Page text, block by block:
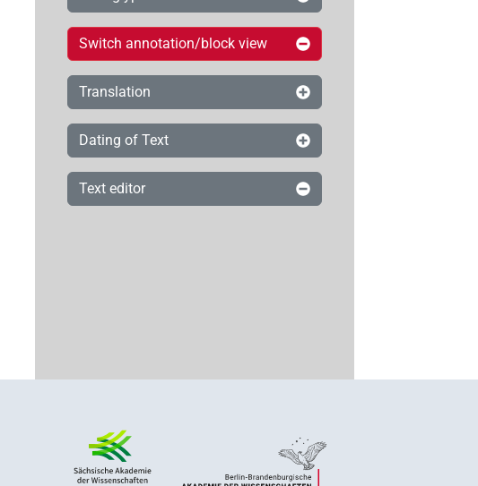
Switch annotation/block view
Translation
Dating of Text
Text editor